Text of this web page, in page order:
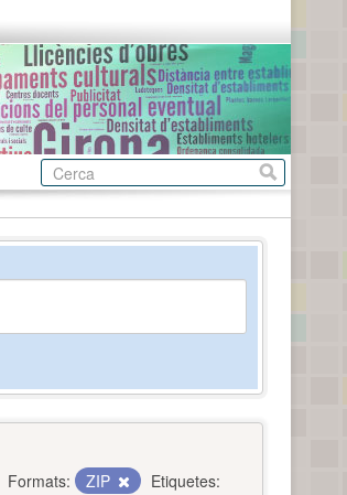
Formats: ZIP
Etiquetes: